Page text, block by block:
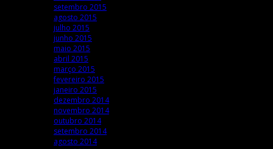
setembro 2015
agosto 2015
julho 2015
junho 2015
maio 2015
abril 2015
março 2015
fevereiro 2015
janeiro 2015
dezembro 2014
novembro 2014
outubro 2014
setembro 2014
agosto 2014